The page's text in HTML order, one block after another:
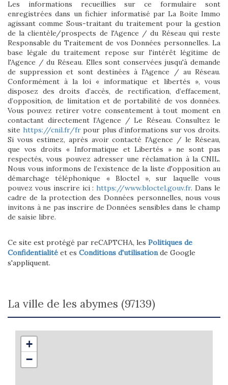
Les informations recueillies sur ce formulaire sont
enregistrées dans un fichier informatisé par La Boite Immo
agissant comme Sous-traitant du traitement pour la gestion
de la clientèle/prospects de l'Agence / du Réseau qui reste
Responsable du Traitement de vos Données personnelles. La
base légale du traitement repose sur l'intérêt légitime de
l'Agence / du Réseau. Elles sont conservées jusqu'à demande
de suppression et sont destinées à l'Agence / au Réseau.
Conformément à la loi « informatique et libertés », vous
disposez des droits d’accès, de rectification, d’effacement,
d’opposition, de limitation et de portabilité de vos données.
Vous pouvez retirer votre consentement à tout moment en
contactant directement l’Agence / Le Réseau. Consultez le
site https://cnil.fr/frpour plus d’informations sur vos droits.
Si vous estimez, après avoir contacté l'Agence / le Réseau,
que vos droits « Informatique et Libertés » ne sont pas
respectés, vous pouvez adresser une réclamation à la CNIL.
Nous vous informons de l’existence de la liste d'opposition au
démarchage téléphonique « Bloctel », sur laquelle vous
pouvez vous inscrire ici :https://www.bloctel.gouv.fr. Dans le
cadre de la protection des Données personnelles, nous vous
invitons à ne pas inscrire de Données sensibles dans le champ
de saisie libre.
Ce site est protégé par reCAPTCHA, les Politiques de
Confidentialité et es Conditions d'utilisationde Google
s'appliquent.
la ville de les abymes (97139)
+
−